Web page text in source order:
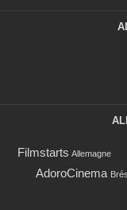
Filmstarts Allemagne
AdoroCinema